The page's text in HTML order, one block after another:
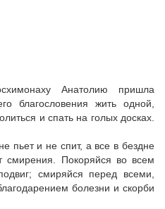
Анатолию пришла
благословения жить одной,
и спать на голых досках.
пьет и не спит, а все в бездне
смирения. Покоряйся во всем
смиряйся перед всеми,
болезни и скорби